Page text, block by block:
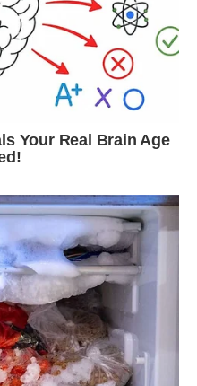
щоб все з мамою і
повернувся з чергування
раз за разом набирати
ще?». У цей день він
плакав …
і дивився прямо
з самого першого
і спокій, на довгі роки
утримував всіх разом,
як говорив кіт Матроскін:
Ми всі ніби потрудилися,